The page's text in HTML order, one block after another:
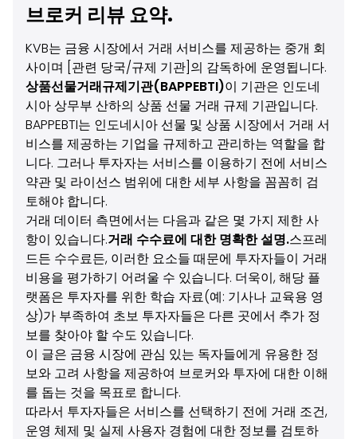
브로커 리뷰 요약.
KVB는 금융 시장에서 거래 서비스를 제공하는 중개 회
사이며 [관련 당국/규제 기관]의 감독하에 운영됩니다.
상품선물거래규제기관(BAPPEBTI)이 기관은 인도네
시아 상무부 산하의 상품 선물 거래 규제 기관입니다.
BAPPEBTI는 인도네시아 선물 및 상품 시장에서 거래 서
비스를 제공하는 기업을 규제하고 관리하는 역할을 합
니다. 그러나 투자자는 서비스를 이용하기 전에 서비스
약관 및 라이선스 범위에 대한 세부 사항을 꼼꼼히 검
토해야 합니다.
거래 데이터 측면에서는 다음과 같은 몇 가지 제한 사
항이 있습니다.거래 수수료에 대한 명확한 설명.스프레
드든 수수료든, 이러한 요소들 때문에 투자자들이 거래
비용을 평가하기 어려울 수 있습니다. 더욱이, 해당 플
랫폼은 투자자를 위한 학습 자료(예: 기사나 교육용 영
상)가 부족하여 초보 투자자들은 다른 곳에서 추가 정
보를 찾아야 할 수도 있습니다.
이 글은 금융 시장에 관심 있는 독자들에게 유용한 정
보와 고려 사항을 제공하여 브로커와 투자에 대한 이해
를 돕는 것을 목표로 합니다.
따라서 투자자들은 서비스를 선택하기 전에 거래 조건,
운영 체제 및 실제 사용자 경험에 대한 정보를 검토하